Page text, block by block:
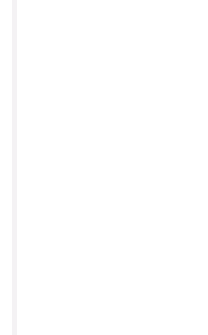
et profiter